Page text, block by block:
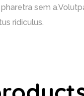
sem
ridiculus.